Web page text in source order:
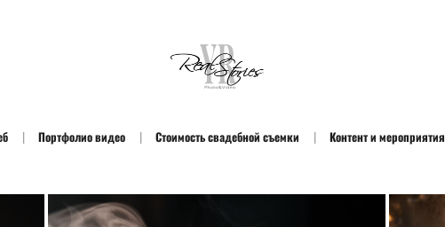
Портфолио видео Стоимость свадебной съемки Контент и мероприятия